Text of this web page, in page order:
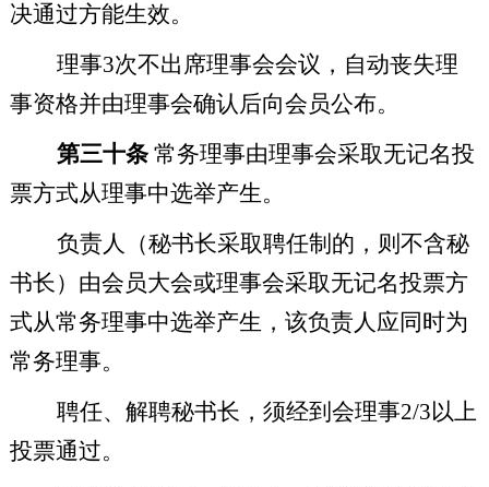
决通过方能生效。
理事3次不出席理事会会议，自动丧失理
事资格并由理事会确认后向会员公布。
第三十条常务理事由理事会采取无记名投
票方式从理事中选举产生。
负责人
（秘书长采取聘任制的，则不含秘
书长） 由会员大会或理事会采取无记名投票方
式从常务理事中选举产生，该负责人应同时为
常务理事。
聘任、解聘秘书长，须经到会理事2/3以上
投票通过。